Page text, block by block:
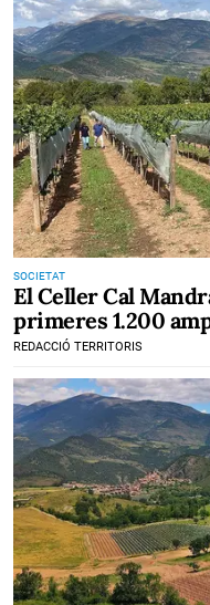
SOCIETAT
El Celler Cal
primeres 1.200
REDACCIÓ TERRITORIS